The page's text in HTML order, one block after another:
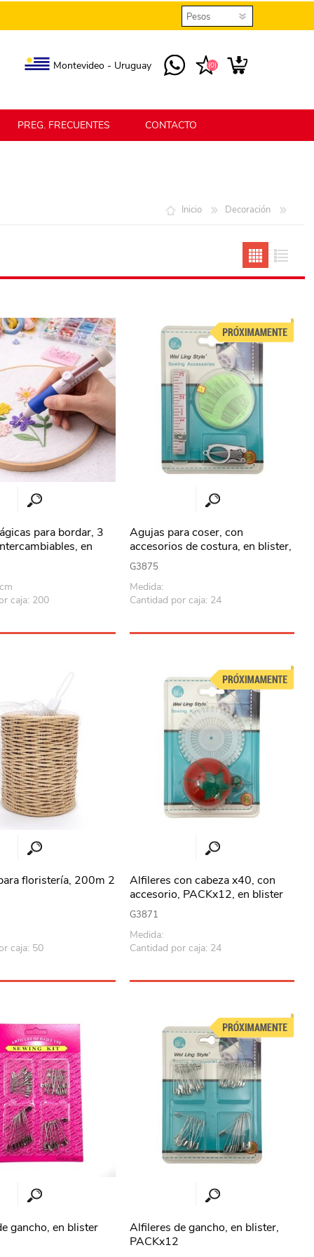
Montevideo - Uruguay (0)
Berlina Travel
Bestway
Armoric
PREG. FRECUENTES CONTACTO
Inicio Decoración
para bordar, 3
en
caja: 200
Agujas para coser, con
accesorios de costura, en blister,
PACKx12
G3875
Medida:
Cantidad por caja: 24
floristería, 200m 2
caja: 50
Alfileres con cabeza x40, con
accesorio, PACKx12, en blister
G3871
Medida:
Cantidad por caja: 24
gancho, en blister
Alfileres de gancho, en blister,
PACKx12